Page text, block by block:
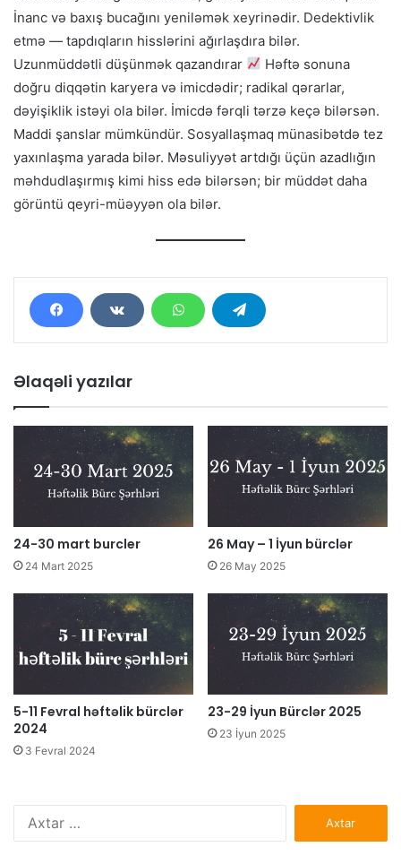
İnanc və baxış bucağını yeniləmək xeyrinədir. Dedektivlik
etmə — tapdıqların hisslərini ağırlaşdıra bilər.
Uzunmüddətli düşünmək qazandırar
Həftə sonuna
doğru diqqətin karyera və imicdədir; radikal qərarlar,
dəyişiklik istəyi ola bilər. İmicdə fərqli tərzə keçə bilərsən.
Maddi şanslar mümkündür. Sosyallaşmaq münasibətdə tez
yaxınlaşma yarada bilər. Məsuliyyət artdığı üçün azadlığın
məhdudlaşırmış kimi hiss edə bilərsən; bir müddət daha
görüntü qeyri-müəyyən ola bilər.
Əlaqəli yazılar
24-30 mart burcler
24 Mart 2025
26 May – 1 İyun bürclər
26 May 2025
5-11 Fevral həftəlik bürclər
2024
3 Fevral 2024
23-29 İyun Bürclər 2025
23 İyun 2025